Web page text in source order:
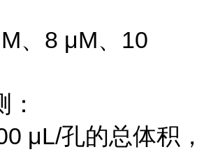
、8 μM、10
μL/孔的总体积，